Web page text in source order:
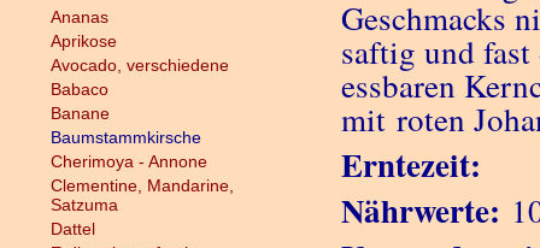
Ananas
Aprikose
Avocado, verschiedene
Babaco
Banane
Baumstammkirsche
Cherimoya - Annone
Clementine, Mandarine,
Satzuma
Dattel
Geschmacks
saftig und
essbaren
mit roten
Erntezeit:
Nährwerte: